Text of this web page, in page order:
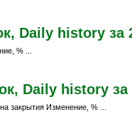
Daily history за
% ...
Daily history за
закрытия Изменение, % ...